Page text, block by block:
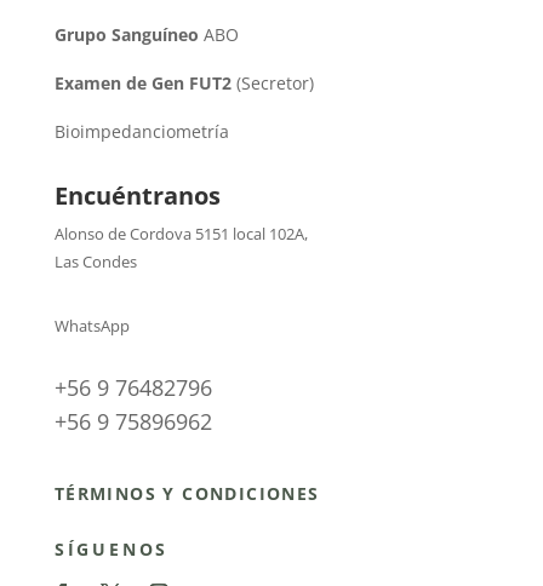
Grupo Sanguíneo ABO
Examen de Gen FUT2(Secretor)
Bioimpedanciometría
Encuéntranos
Alonso de Cordova 5151 local 102A,
Las Condes
WhatsApp
+56 9 76482796
+56 9 75896962
TÉRMINOS Y CONDICIONES
SÍGUENOS